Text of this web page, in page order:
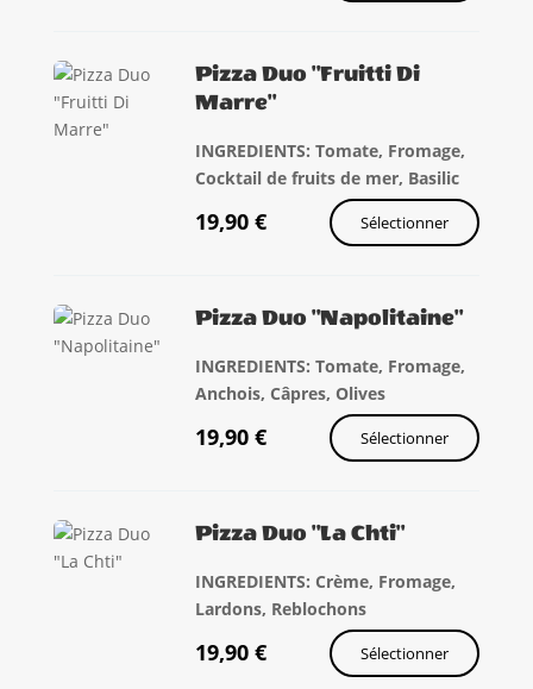
Pizza Duo "Fruitti Di
Marre"
INGREDIENTS: Tomate, Fromage,
Cocktail de fruits de mer, Basilic
19,90 € Sélectionner
Pizza Duo "Napolitaine"
INGREDIENTS: Tomate, Fromage,
Anchois, Câpres, Olives
19,90 € Sélectionner
Pizza Duo "La Chti"
INGREDIENTS: Crème, Fromage,
Lardons, Reblochons
19,90 € Sélectionner